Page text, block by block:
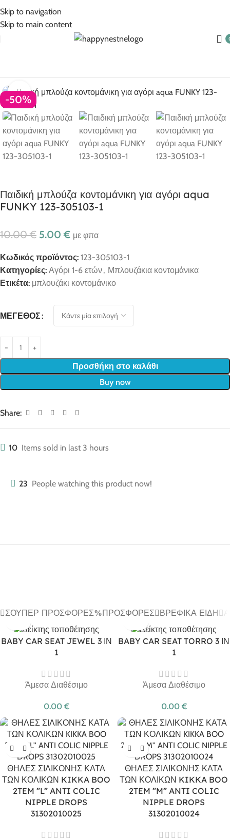
Skip to navigation
Skip to main content
-50%
Click to enlarge
Παιδική μπλούζα κοντομάνικη για αγόρι aqua
FUNKY 123-305103-1
10.00€ 5.00€ με φπα
Κωδικός προϊόντος: 123-305103-1
Κατηγορίες: Αγόρι 1-6 ετών, Μπλουζάκια κοντομάνικα
Ετικέτα: μπλουζάκι κοντομάνικο
ΜΈΓΕΘΟΣ
Προσθήκη στο καλάθι
Buy now
Share:
10 Items sold in last 3 hours
23 People watching this product now!
ΣΟΎΠΕΡ ΠΡΟΣΦΟΡΈΣ ΠΡΟΣΦΟΡΈΣ ΒΡΕΦΙΚΆ ΕΊΔΗ
BABY CAR SEAT JEWEL 3 ΙΝ
1
Άμεσα Διαθέσιμο
0.00 €
BABY CAR SEAT TORRO 3 ΙΝ
1
Άμεσα Διαθέσιμο
0.00 €
ΘΗΛΕΣ ΣΙΛΙΚΟΝΗΣ ΚΑΤΑ
ΤΩΝ ΚΟΛΙΚΩΝ KIKKA BOO
2TEM ”L” ANTI COLIC
NIPPLE DROPS
31302010025
ΘΗΛΕΣ ΣΙΛΙΚΟΝΗΣ ΚΑΤΑ
ΤΩΝ ΚΟΛΙΚΩΝ KIKKA BOO
2TEM ”M” ANTI COLIC
NIPPLE DROPS
31302010024
5% Επιπλέον έκπτωση για πληρωμές με κάρτα!